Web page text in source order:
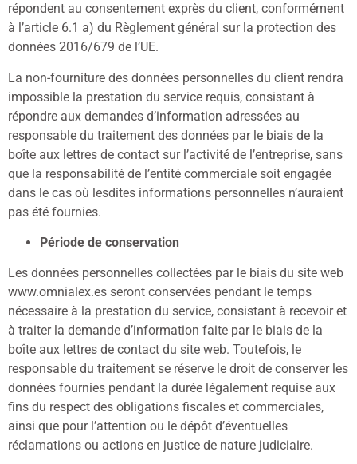
répondent au consentement exprès du client, conformément
à l’article 6.1 a) du Règlement général sur la protection des
données 2016/679 de l’UE.
La non-fourniture des données personnelles du client rendra
impossible la prestation du service requis, consistant à
répondre aux demandes d’information adressées au
responsable du traitement des données par le biais de la
boîte aux lettres de contact sur l’activité de l’entreprise, sans
que la responsabilité de l’entité commerciale soit engagée
dans le cas où lesdites informations personnelles n’auraient
pas été fournies.
Période de conservation
Les données personnelles collectées par le biais du site web
www.omnialex.es seront conservées pendant le temps
nécessaire à la prestation du service, consistant à recevoir et
à traiter la demande d’information faite par le biais de la
boîte aux lettres de contact du site web. Toutefois, le
responsable du traitement se réserve le droit de conserver les
données fournies pendant la durée légalement requise aux
fins du respect des obligations fiscales et commerciales,
ainsi que pour l’attention ou le dépôt d’éventuelles
réclamations ou actions en justice de nature judiciaire.